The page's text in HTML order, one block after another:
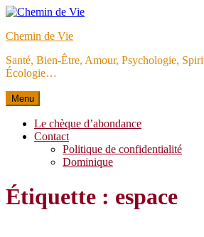
Aller
contenu
Chemin de Vie
Santé, Bien-Être, Amour, Psychologie,
Écologie…
Menu
Le chèque d’abondance
Contact
Politique de confidentialité
Dominique
Étiquette : espace